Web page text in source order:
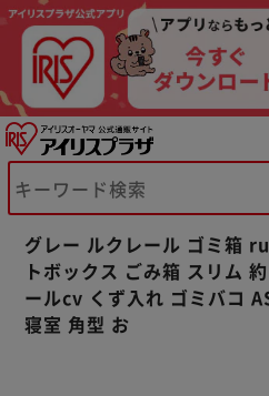
グレー ルクレール ゴミ箱
トボックス ごみ箱 スリム
ールcv くず入れ ゴミバコ
寝室 角型 お
※ご確認ください
カートに入れる